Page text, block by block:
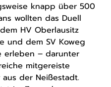
knapp über 500
wollten das Duell
HV Oberlausitz
und dem SV Koweg
erleben – darunter
mitgereiste
der Neißestadt.